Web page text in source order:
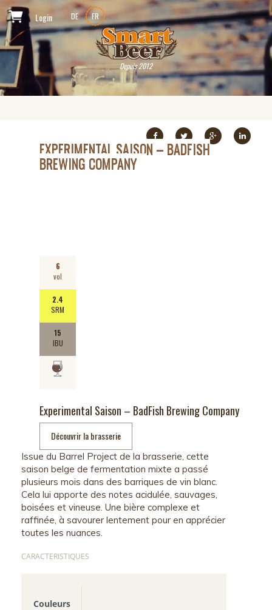
Login DE FR
Depuis 2012
EXPERIMENTAL SAISON – BADFISH
BREWING COMPANY
Experimental Saison – BadFish Brewing Company
6
vol
2.4
SRM
15
IBU
Découvrir la brasserie
Issue du Barrel Project de la brasserie, cette
saison belge de fermentation mixte a passé
plusieurs mois dans des barriques de vin blanc.
Cela lui apporte des notes acidulée, sauvages,
boisées et vineuse. Une bière complexe et
raffinée, à savourer lentement pour en apprécier
toutes les nuances.
CARACTERISTIQUES
Couleurs